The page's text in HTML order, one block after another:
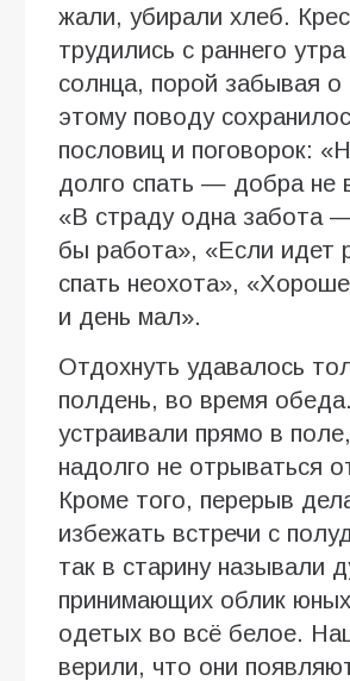
жали, убирали хлеб.
трудились с раннего
солнца, порой забывая о
этому поводу
пословиц и поговорок:
долго спать — добра не
«В страду одна забота
бы работа», «Если идет
спать неохота»,
и день мал».
Отдохнуть удавалось
полдень, во время
устраивали прямо в
надолго не отрываться
Кроме того, перерыв
избежать встречи с
так в старину называли
принимающих облик
одетых во всё белое.
верили, что они